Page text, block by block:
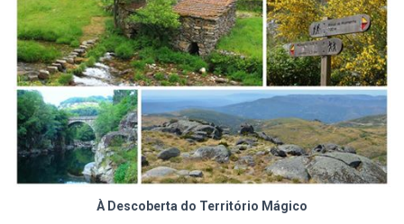
À Descoberta do Território Mágico